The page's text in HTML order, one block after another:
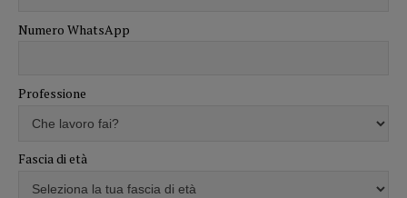
Numero WhatsApp
Professione
Fascia di età